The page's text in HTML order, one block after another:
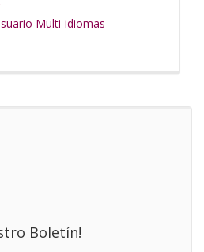
Multi-idiomas
Boletín!